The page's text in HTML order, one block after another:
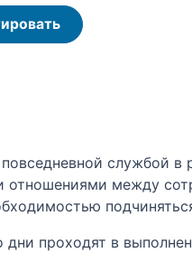
службой в
между
проходят в